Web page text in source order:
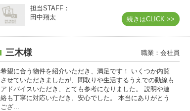
担当STAFF：
田中翔太
続きはCLICK >>
三木様 職業：会社員
希望に合う物件を紹介いただき、満足です！ いくつか内覧
させていただきましたが、間取りや生活するうえでの動線も
アドバイスいただき、とても参考になりました。 説明や連
絡も丁寧に対応いただき、安心でした。 本当にありがとう
ござ...